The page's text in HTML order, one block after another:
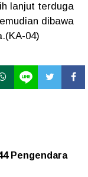
lanjut terduga
dibawa
04)
Pengendara